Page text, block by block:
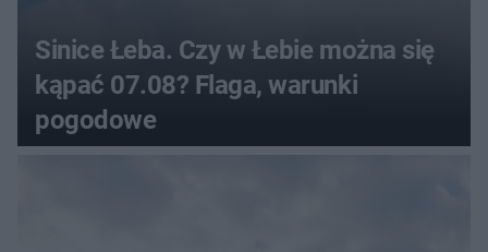
Sinice Łeba. Czy w Łebie można się
kąpać 07.08? Flaga, warunki
pogodowe